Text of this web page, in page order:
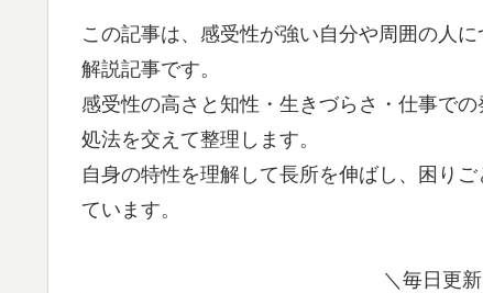
この記事は、感受性が強い自分や周囲の人
解説記事です。
感受性の高さと知性・生きづらさ・仕事で
処法を交えて整理します。
自身の特性を理解して長所を伸ばし、困り
ています。
＼毎日更